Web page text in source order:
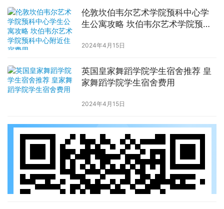
伦敦坎伯韦尔艺术学院预科中心学
生公寓攻略 坎伯韦尔艺术学院预科
2024年4月15日
英国皇家舞蹈学院学生宿舍推荐 皇
家舞蹈学院学生宿舍费用
2024年4月15日